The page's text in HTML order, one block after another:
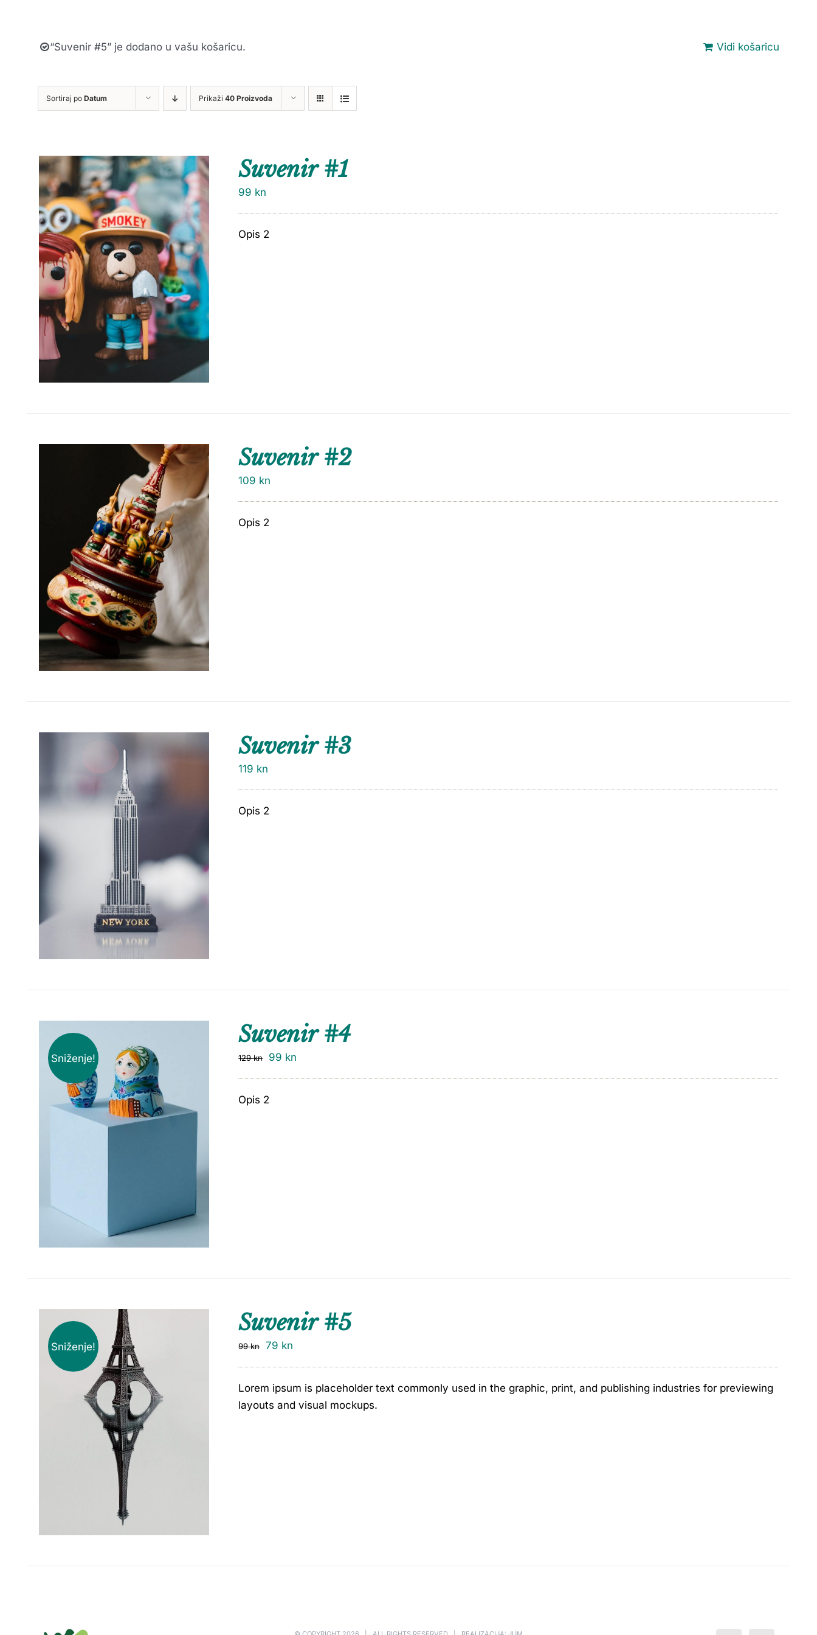
Vidi košaricu
“Suvenir #5” je dodano u vašu košaricu.
Sortiraj po Datum Prikaži 40 Proizvoda
Suvenir #1
99 kn
Opis 2
Suvenir #2
109 kn
Opis 2
Suvenir #3
119 kn
Opis 2
Sniženje!
Suvenir #4
129kn 99 kn
Opis 2
Sniženje!
Suvenir #5
99kn 79 kn
Lorem ipsum is placeholder text commonly used in the graphic, print, and publishing industries for previewing
layouts and visual mockups.